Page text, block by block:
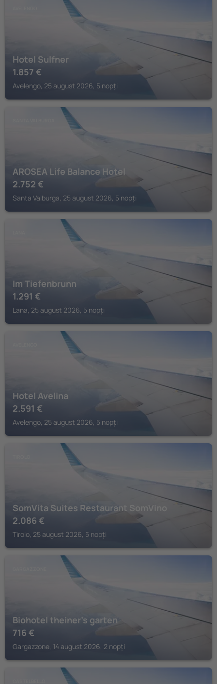
Hotel Sulfner
1.857 €
Avelengo, 25 august 2026, 5 nopți
AROSEA Life Balance Hotel
2.752 €
Santa Valburga, 25 august 2026, 5 nopți
Im Tiefenbrunn
1.291 €
Lana, 25 august 2026, 5 nopți
Hotel Avelina
2.591 €
Avelengo, 25 august 2026, 5 nopți
SomVita Suites Restaurant SomVino
2.086 €
Tirolo, 25 august 2026, 5 nopți
Biohotel theiner's garten
716 €
Gargazzone, 14 august 2026, 2 nopți